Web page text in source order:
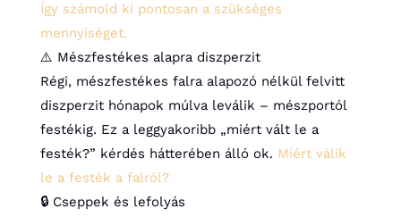
Így számold ki pontosan a szükséges
mennyiséget.
⚠️ Mészfestékes alapra diszperzit
Régi, mészfestékes falra alapozó nélkül felvitt
diszperzit hónapok múlva leválik – mészportól
festékig. Ez a leggyakoribb „miért vált le a
festék?” kérdés hátterében álló ok. Miért válik
le a festék a falról?
🔒 Cseppek és lefolyás